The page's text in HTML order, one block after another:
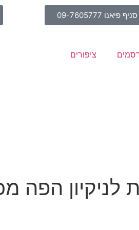
סניף פיאנו 09-7605777
ציפורים